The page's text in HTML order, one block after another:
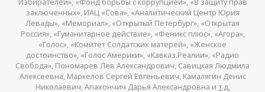
Избирателей», «Фонд борьбы с коррупцией», «В защиту прав
заключенных», ИАЦ «Сова», «Аналитический Центр Юрия
Левады», «Мемориал», «Открытый Петербург», «Открытая
Россия», «Гуманитарное действие», «Феникс плюс», «Агора»,
«Голос», «Комитет Солдатских матерей», «Женское
достоинство», «Голос Америки», «Кавказ.Реалии», «Радио
Свобода», Пономарев Лев Александрович, Савицкая Людмила
Алексеевна, Маркелов Сергей Евгеньевич, Камалягин Денис
Николаевич, Апахончич Дарья Александровна и т.д.